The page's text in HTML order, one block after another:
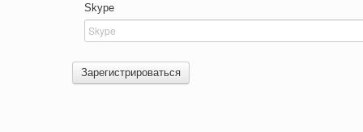
Skype
Зарегистрироваться